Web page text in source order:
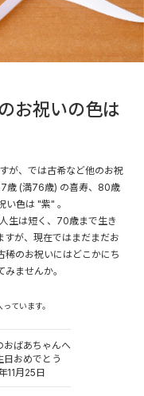
お祝いの色は
が、では古希など他のお祝
歳 (満76歳) の喜寿、80歳
色は "紫" 。
生は短く、70歳まで生き
が、現在ではまだまだお
稀のお祝いにはどこかにち
ませんか。
ています。
おばあちゃんへ
日おめでとう
11月25日